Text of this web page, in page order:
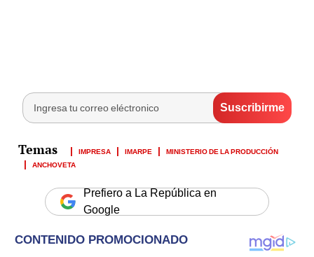
IMPRESA IMARPE
MINISTERIO DE LA PRODUCCIÓN
ANCHOVETA
Prefiero a La República en
Google